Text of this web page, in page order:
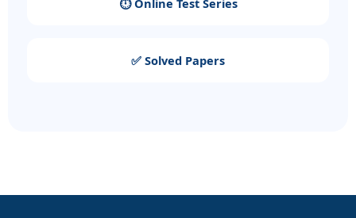
✅ Solved Papers